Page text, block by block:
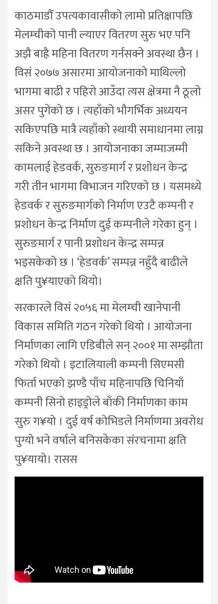
काठमाडौं उपत्यकावासीको लामो प्रतिक्षापछि
मेलम्चीको पानी ल्याएर वितरण सुरु भए पनि
अझै बाह्रै महिना वितरण गर्नसक्ने अवस्था छैन ।
विसं २०७७ असारमा आयोजनाको माथिल्लो
भागमा बाढी र पहिरो आउँदा त्यस क्षेत्रमा नै ठूलो
असर पुगेको छ । त्यहाँको भौगर्भिक अध्ययन
सकिएपछि मात्रै त्यहाँको स्थायी समाधानमा लाग्न
सकिने अवस्था छ । आयोजनाका जम्माजम्मी
कामलाई हेडवर्क, सुरुङमार्ग र प्रशोधन केन्द्र
गरी तीन भागमा विभाजन गरिएको छ । यसमध्ये
हेडवर्क र सुरुङमार्गको निर्माण एउटै कम्पनी र
प्रशोधन केन्द्र निर्माण दुई कम्पनीले गरेका हुन् ।
सुरुङमार्ग र पानी प्रशोधन केन्द्र सम्पन्न
भइसकेको छ । ‘हेडवर्क’ सम्पन्न नहुँदै बाढीले
क्षति पु¥याएको थियो।
सरकारले विसं २०५६ मा मेलम्ची खानेपानी
विकास समिति गठन गरेको थियो । आयोजना
निर्माणका लागि एडिबीले सन् २००१ मा सम्झौता
गरेको थियो । इटालियाली कम्पनी सिएमसी
फिर्ता भएको झण्डै पाँच महिनापछि चिनियाँ
कम्पनी सिनो हाइड्रोले बाँकी निर्माणका काम
सुरु ग¥यो । दुई वर्ष कोभिडले निर्माणमा अवरोध
पुग्यो भने वर्षाले बनिसकेका संरचनामा क्षति
पु¥यायो। रासस